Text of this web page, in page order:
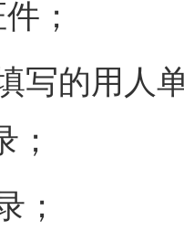
；
的用人单